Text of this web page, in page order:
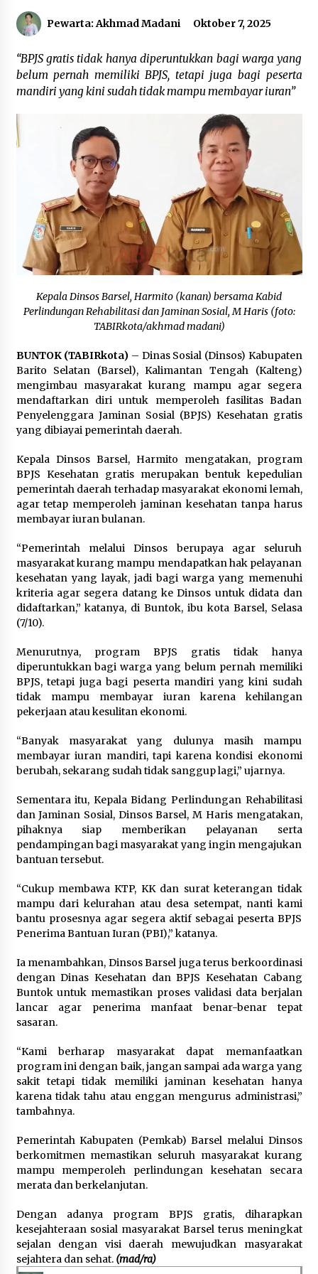
Salurkan Bantuan Pendidikan kepada 2.751
Santri
Agustus 6, 2026
Kembangkan Menu Pangan Lokal, TP PKK
Balangan Boyong Trofi Juara Pertama Lomba
B2SA Kalsel
Agustus 6, 2026
Tingkatkan SDM Lokal, BIS Group Luncurkan
Program Pelatihan Operator Alat Berat GTO
Agustus 6, 2026
HUT ke-51, Indocement Perkuat Inovasi dan
Keberlanjutan Masa Depan Lebih Hijau
Agustus 6, 2026
Hari Kedua Kaji Tiru di DIY, Bupati Barito Utara
Pimpin Kunker ke Pemkab Gunung Kidul
Eksekusi Putusan PN, Kejari Kotabaru Setor
PNBP 400 Juta dari Kasus Tambang Ilegal
Agustus 5, 2026
Kesehatan
Agustus 4, 2026
Kejari HST Musnahkan Barang Bukti 27 Perkara
Inkracht van Gewisjde
Pelajar di HST Musnahkan Barang Bukti
Kejaksaan, Ada Apa?
Agustus 4, 2026
Pewarta: Akhmad Madani Oktober 7, 2025
“BPJS gratis tidak hanya diperuntukkan bagi warga yang
belum pernah memiliki BPJS, tetapi juga bagi peserta
mandiri yang kini sudah tidak mampu membayar iuran”
Kepala Dinsos Barsel, Harmito (kanan) bersama Kabid
Perlindungan Rehabilitasi dan Jaminan Sosial, M Haris (foto:
TABIRkota/akhmad madani)
BUNTOK (TABIRkota) – Dinas Sosial (Dinsos) Kabupaten
Barito Selatan (Barsel), Kalimantan Tengah (Kalteng)
mengimbau masyarakat kurang mampu agar segera
mendaftarkan diri untuk memperoleh fasilitas Badan
Penyelenggara Jaminan Sosial (BPJS) Kesehatan gratis
yang dibiayai pemerintah daerah.
Kepala Dinsos Barsel, Harmito mengatakan, program
BPJS Kesehatan gratis merupakan bentuk kepedulian
pemerintah daerah terhadap masyarakat ekonomi lemah,
agar tetap memperoleh jaminan kesehatan tanpa harus
membayar iuran bulanan.
“Pemerintah melalui Dinsos berupaya agar seluruh
masyarakat kurang mampu mendapatkan hak pelayanan
kesehatan yang layak, jadi bagi warga yang memenuhi
kriteria agar segera datang ke Dinsos untuk didata dan
didaftarkan,” katanya, di Buntok, ibu kota Barsel, Selasa
(7/10).
Menurutnya, program BPJS gratis tidak hanya
diperuntukkan bagi warga yang belum pernah memiliki
BPJS, tetapi juga bagi peserta mandiri yang kini sudah
tidak mampu membayar iuran karena kehilangan
pekerjaan atau kesulitan ekonomi.
“Banyak masyarakat yang dulunya masih mampu
membayar iuran mandiri, tapi karena kondisi ekonomi
berubah, sekarang sudah tidak sanggup lagi,” ujarnya.
Sementara itu, Kepala Bidang Perlindungan Rehabilitasi
dan Jaminan Sosial, Dinsos Barsel, M Haris mengatakan,
pihaknya siap memberikan pelayanan serta
pendampingan bagi masyarakat yang ingin mengajukan
bantuan tersebut.
“Cukup membawa KTP, KK dan surat keterangan tidak
mampu dari kelurahan atau desa setempat, nanti kami
bantu prosesnya agar segera aktif sebagai peserta BPJS
Penerima Bantuan Iuran (PBI),” katanya.
Ia menambahkan, Dinsos Barsel juga terus berkoordinasi
dengan Dinas Kesehatan dan BPJS Kesehatan Cabang
Buntok untuk memastikan proses validasi data berjalan
lancar agar penerima manfaat benar-benar tepat
sasaran.
“Kami berharap masyarakat dapat memanfaatkan
program ini dengan baik, jangan sampai ada warga yang
sakit tetapi tidak memiliki jaminan kesehatan hanya
karena tidak tahu atau enggan mengurus administrasi,”
tambahnya.
Pemerintah Kabupaten (Pemkab) Barsel melalui Dinsos
berkomitmen memastikan seluruh masyarakat kurang
mampu memperoleh perlindungan kesehatan secara
merata dan berkelanjutan.
Dengan adanya program BPJS gratis, diharapkan
kesejahteraan sosial masyarakat Barsel terus meningkat
sejalan dengan visi daerah mewujudkan masyarakat
sejahtera dan sehat. (mad/ra)